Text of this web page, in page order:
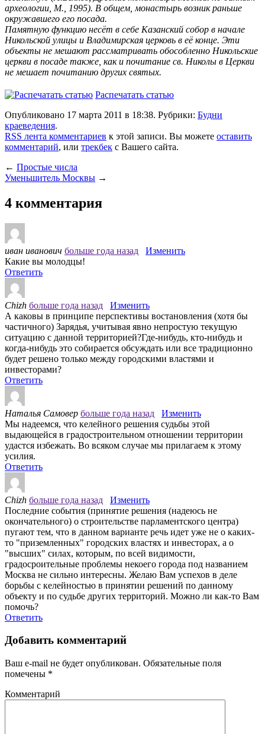
археологии, М., 1995). В общем, монастырь возник раньше
окружавшего его посада.
Памятную функцию несёт в себе Казанский собор в начале
Никольской улицы и Владимирская церковь в её конце. Эти
объекты не мешают рассматривать обособленно Никольские
церкви в посаде также, как и почитание св. Николы в Церкви
не мешает почитанию других святых.
Распечатать статью
Опубликовано 17 марта 2011 в 18:38. Рубрики: Будни
краеведения.
RSS лента комментариев к этой записи. Вы можете оставить
комментарий, или трекбек с Вашего сайта.
← Простые числа
Уменьшитель Москвы →
4 комментария
иван иванович больше года назад
Изменить
Какие вы молодцы!
Ответить
Chizh больше года назад
Изменить
А каковы в принципе перспективы востановления (хотя бы
частичного) Зарядья, учитывая явно непростую текущую
ситуацию с данной территорией?Где-нибудь, кто-нибудь и
когда-нибудь это собирается обсуждать или все традиционно
будет решено только между городскими властями и
инвесторами?
Ответить
Наталья Самовер больше года назад
Изменить
Мы надеемся, что келейного решения судьбы этой
выдающейся в градостроительном отношении территории
удастся избежать. Во всяком случае мы прилагаем к этому
усилия.
Ответить
Chizh больше года назад
Изменить
Последние события (принятие решения (надеюсь не
окончательного) о строительстве парламентского центра)
пугают тем, что в данном варианте речь идет уже не о каких-
то "приземленных" городских властях и инвесторах, а о
"высших" силах, которым, по всей видимости,
градосроительные проблемы некоего города под названием
Москва не сильно интересны. Желаю Вам успехов в деле
борьбы с келейностью в принятии решений по данному
объекту и по судьбе других территорий. Можно ли как-то Вам
помочь?
Ответить
Добавить комментарий
Ваш e-mail не будет опубликован. Обязательные поля
помечены *
Комментарий